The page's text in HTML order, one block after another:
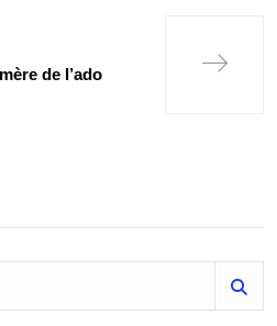
de l’ado